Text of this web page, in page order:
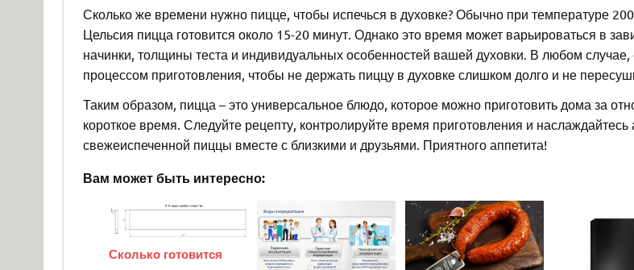
Сколько же времени нужно пицце, чтобы испечься в духовке? Обычно при температуре
Цельсия пицца готовится около 15-20 минут. Однако это время может варьироваться в
начинки, толщины теста и индивидуальных особенностей вашей духовки. В любом случае,
процессом приготовления, чтобы не держать пиццу в духовке слишком долго и не
Таким образом, пицца – это универсальное блюдо, которое можно приготовить дома за
короткое время. Следуйте рецепту, контролируйте время приготовления и
свежеиспеченной пиццы вместе с близкими и друзьями. Приятного аппетита!
Вам может быть интересно:
Сколько готовится